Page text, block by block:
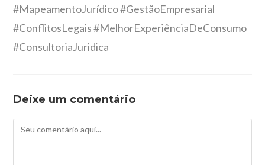
#MapeamentoJurídico #GestãoEmpresarial
#ConflitosLegais #MelhorExperiênciaDeConsumo
#ConsultoriaJuridica
Deixe um comentário